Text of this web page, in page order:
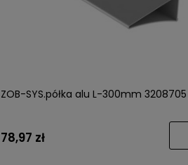
ZOB-SYS.półka alu L-300mm 3208705
78,97 zł